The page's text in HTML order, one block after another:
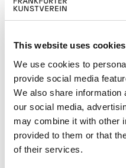
This website uses cookies
We use cookies to
provide social media
We also share information
our social media,
may combine it with other
provided to them or that
of their services.
der Leiche und mit den
biotechnologischen
gesellschaftlicher
zum toten Körper
unsere Vorstellungen
Einstellungen zum
menschlichen
absehbarer Zeit ein
Die Ausstellung „Der
Körper“ setzt hier an.